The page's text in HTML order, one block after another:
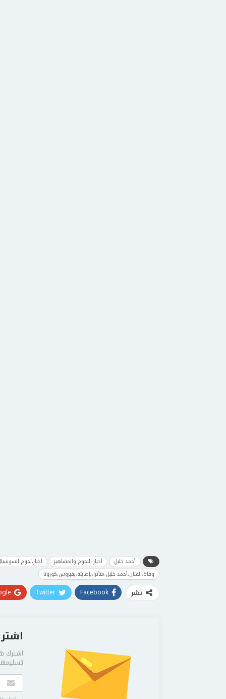
أحمد خليل أخبار النجوم والمشاهير
وفاة،الفنان،أحمد خليل،متأثرا،بإصابته،بفيروس،كورونا
نشر Facebook
Twitter
اشترك